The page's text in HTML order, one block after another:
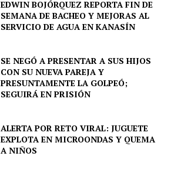
EDWIN BOJÓRQUEZ REPORTA FIN DE
SEMANA DE BACHEO Y MEJORAS AL
SERVICIO DE AGUA EN KANASÍN
SE NEGÓ A PRESENTAR A SUS HIJOS
CON SU NUEVA PAREJA Y
PRESUNTAMENTE LA GOLPEÓ;
SEGUIRÁ EN PRISIÓN
ALERTA POR RETO VIRAL: JUGUETE
EXPLOTA EN MICROONDAS Y QUEMA
A NIÑOS